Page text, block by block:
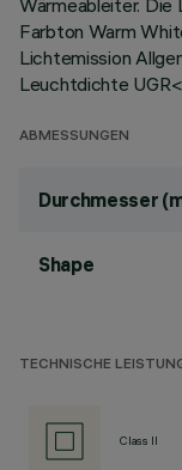
Wärmeableiter.
Farbton Warm
Lichtemission
Leuchtdichte
ABMESSUNGEN
Durchmesser
Shape
TECHNISCHE
Class II